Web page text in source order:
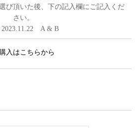
び頂いた後、下の記入欄にご記入くだ
さい。
2023.11.22 A & B
入はこちらから